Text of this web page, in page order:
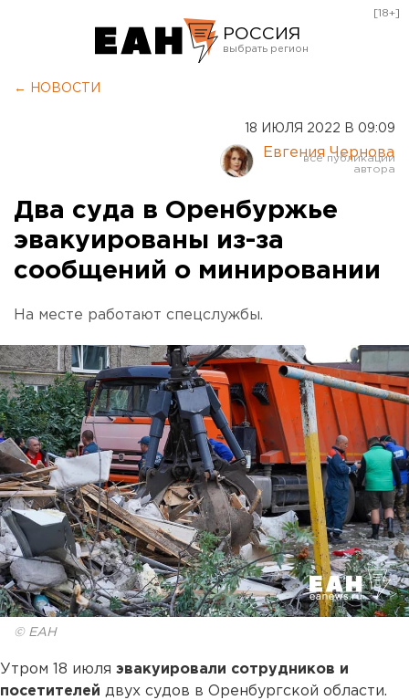
РОССИЯ
Курган
Оренбург
[18+]
← НОВОСТИ
18 ИЮЛЯ 2022 В 09:09
Евгения Чернова
Два суда в Оренбуржье
эвакуированы из-за
сообщений о минировании
На месте работают спецслужбы.
© ЕАН
Утром 18 июля эвакуировали сотрудников и
посетителей двух судов в Оренбургской области.